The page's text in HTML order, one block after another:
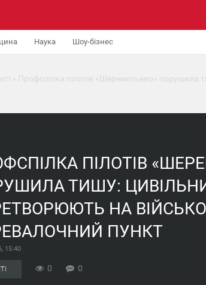
Наука Шоу-бізнес
» Профспілка пілотів «Шереметьево» порушила
ПІЛОТІВ
ТИШУ:
НА
ПУНКТ
15:40
0 0